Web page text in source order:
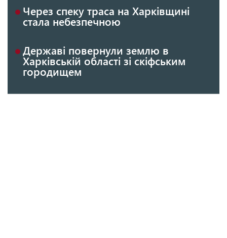
Через спеку траса на Харківщині
стала небезпечною
Державі повернули землю в
Харківській області зі скіфським
городищем